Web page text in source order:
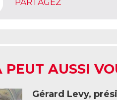
PEUT AUSSI
Gérard Levy,